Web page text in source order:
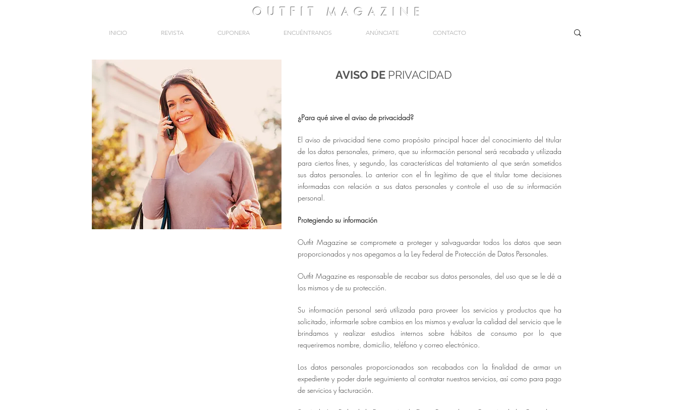
OUTFIT MAGAZINE
INICIO REVISTA CUPONERA ENCUÉNTRANOS ANÚNCIATE CONTACTO
AVISO DE PRIVACIDAD
¿Para qué sirve el aviso de privacidad?
El aviso de privacidad tiene como propósito principal hacer del conocimiento del titular
de los datos personales, primero, que su información personal será recabada y utilizada
para ciertos fines, y segundo, las características del tratamiento al que serán sometidos
sus datos personales. Lo anterior con el fin legítimo de que el titular tome decisiones
informadas con relación a sus datos personales y controle el uso de su información
personal.
Protegiendo su información
Outfit Magazine se compromete a proteger y salvaguardar todos los datos que sean
proporcionados y nos apegamos a la Ley Federal de Protección de Datos Personales.
Outfit Magazine es responsable de recabar sus datos personales, del uso que se le dé a
los mismos y de su protección.
Su información personal será utilizada para proveer los servicios y productos que ha
solicitado, informarle sobre cambios en los mismos y evaluar la calidad del servicio que le
brindamos y realizar estudios internos sobre hábitos de consumo por lo que
requeriremos nombre, domicilio, teléfono y correo electrónico.
Los datos personales proporcionados son recabados con la finalidad de armar un
expediente y poder darle seguimiento al contratar nuestros servicios, así como para pago
de servicios y facturación.